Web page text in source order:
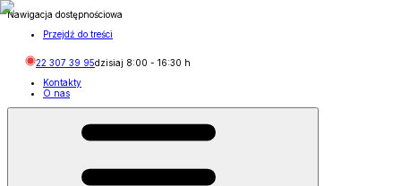
Nawigacja dostępnościowa
Przejdź do treści
22 307 39 95dzisiaj 8:00 - 16:30 h
Kontakty
O nas